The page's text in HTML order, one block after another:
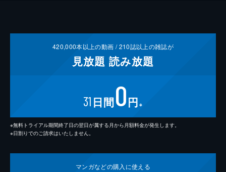
420,000本以上の動画 /210誌以上の雑誌が
見放題 読み放題
31 日間0円 ※
※無料トライアル期間終了日の翌日が属する月から月額料金が発生します。
※日割りでのご請求はいたしません。
マンガなどの購入に使える